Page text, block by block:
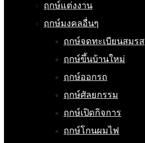
ฤกษ์แต่งงาน
ฤกษ์มงคลอื่นๆ
ฤกษ์จดทะเบียนสมรส
ฤกษ์ขึ้นบ้านใหม่
ฤกษ์ออกรถ
ฤกษ์ศัลยกรรม
ฤกษ์เปิดกิจการ
ฤกษ์โกนผมไฟ